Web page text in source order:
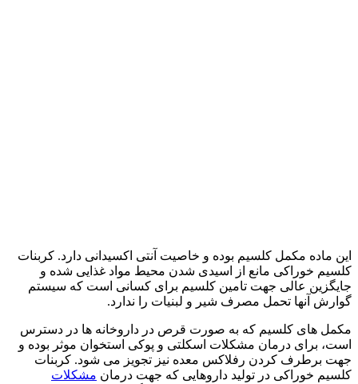
این ماده مکمل کلسیم بوده و خاصیت آنتی اکسیدانی دارد. کربنات
کلسیم خوراکی مانع از اسیدی شدن محیط مواد غذایی شده و
جایگزین عالی جهت تامین کلسیم برای کسانی است که سیستم
گوارش آنها تحمل مصرف شیر و لبنیات را ندارد.
مکمل های کلسیم که به صورت قرص در داروخانه ها در دسترس
است، برای درمان مشکلات اسکلتی و پوکی استخوان موثر بوده و
جهت برطرف کردن رفلاکس معده نیز تجویز می شود. کربنات
کلسیم خوراکی در تولید داروهایی که جهت درمان مشکلات